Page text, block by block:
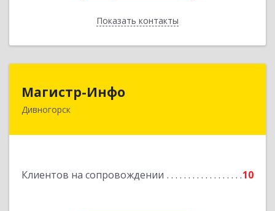
Показать контакты
Назад
Магистр-Инфо
Дивногорск
Клиентов на сопровождении 10
663090 Красноярский край Дивногорск г